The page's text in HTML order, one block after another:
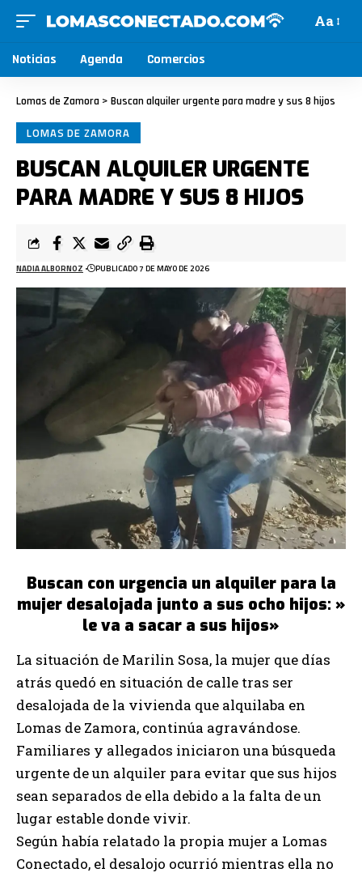
Aa
Noticias Agenda Comercios
Lomas de Zamora > Buscan alquiler urgente para madre y sus 8 hijos
LOMAS DE ZAMORA
BUSCAN ALQUILER URGENTE
PARA MADRE Y SUS 8 HIJOS
NADIA ALBORNOZ PUBLICADO 7 DE MAYO DE 2026
Buscan con urgencia un alquiler para la
mujer desalojada junto a sus ocho hijos: »
le va a sacar a sus hijos»
La situación de Marilin Sosa, la mujer que días
atrás quedó en situación de calle tras ser
desalojada de la vivienda que alquilaba en
Lomas de Zamora, continúa agravándose.
Familiares y allegados iniciaron una búsqueda
urgente de un alquiler para evitar que sus hijos
sean separados de ella debido a la falta de un
lugar estable donde vivir.
Según había relatado la propia mujer a Lomas
Conectado, el desalojo ocurrió mientras ella no